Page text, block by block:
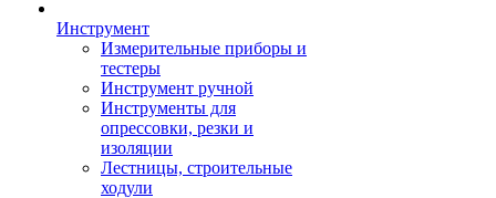
Инструмент
Измерительные приборы и
тестеры
Инструмент ручной
Инструменты для
опрессовки, резки и
изоляции
Лестницы, строительные
ходули